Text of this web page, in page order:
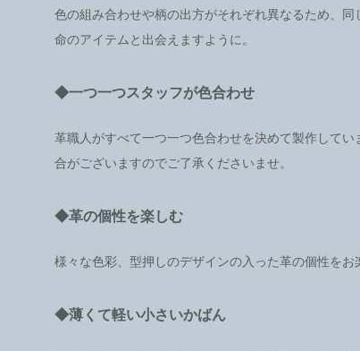
色の組み合わせや柄の出方がそれぞれ異なるため、
命のアイテムと出会えますように。
◆一つ一つスタッフが色合わせ
革職人がすべて一つ一つ色合わせを決めて製作して
合がございますのでご了承くださいませ。
◆革の個性を楽しむ
様々な色彩、型押しのデザインの入った革の個性をお
◆薄くて軽い小さいかばん